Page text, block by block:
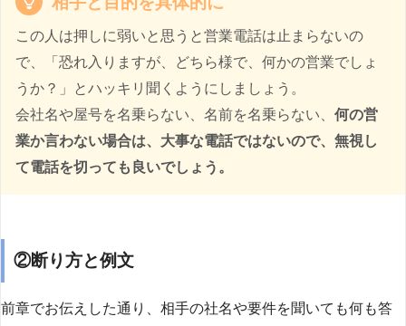
この人は押しに弱いと思うと営業電話は止まらないの
で、「恐れ入りますが、どちら様で、何かの営業でしょ
うか？」とハッキリ聞くようにしましょう。
会社名や屋号を名乗らない、名前を名乗らない、 何の営
業か言わない場合は、大事な電話ではないので、無視し
て電話を切っても良いでしょう。
②断り方と例文
前章でお伝えした通り、相手の社名や要件を聞いても何も答